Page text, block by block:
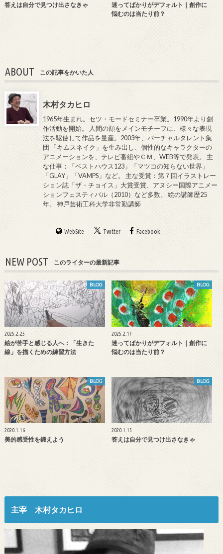
答えは自分で見つけ出さなきゃ
迷ってばかりがデフォルト｜創作に
悩むのは当たり前？
ABOUT この記事をかいた人
木村タカヒロ
1965年生まれ。セツ・モードセミナー卒業。1990年より創
作活動を開始。 人間の顔をメインモチーフに、様々な表現
法を駆使して作品を量産。2003年、バーチャルタレント集
団 「キムスネイク」を生み出し、個性的なキャラクターの
アニメーションを、テレビ番組やＣＭ、WEB等で発表。 主
な仕事：「ベストハウス123」「マツコの知らない世界」
「GLAY」「VAMPS」など。 主な受賞：第７回イラストレー
ション誌「ザ・チョイス」大賞受賞、アヌシー国際アニメー
ションフェスティバル（2010）など多数。 絵の講師歴25
年。 神戸芸術工科大学非常勤講師
WebSite Twitter Facebook
NEW POST このライターの最新記事
BLOG
2025.2.25
絵が苦手と感じる人へ：「生きた
線」を描くための練習方法
BLOG
2025.2.17
迷ってばかりがデフォルト｜創作に
悩むのは当たり前？
BLOG
2020.1.16
美的感受性を鍛えよう
BLOG
2020.1.15
答えは自分で見つけ出さなきゃ
主宰 木村タカヒロ